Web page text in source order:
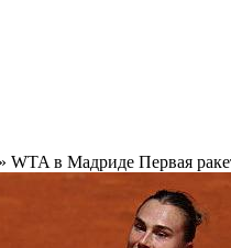
WTA в Мадриде Первая